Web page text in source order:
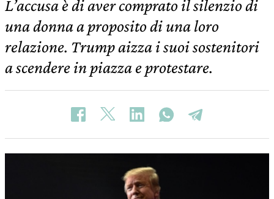
L’accusa è di aver comprato il silenzio di
una donna a proposito di una loro
relazione. Trump aizza i suoi sostenitori
a scendere in piazza e protestare.